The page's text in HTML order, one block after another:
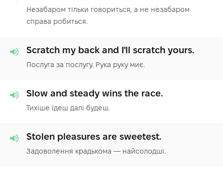
Незабаром тільки говориться, а не незабаром
справа робиться.
Scratch my back and I'll scratch yours.
Послуга за послугу. Рука руку миє.
Slow and steady wins the race.
Тихіше їдеш далі будеш.
Stolen pleasures are sweetest.
Задоволення крадькома — найсолодші.